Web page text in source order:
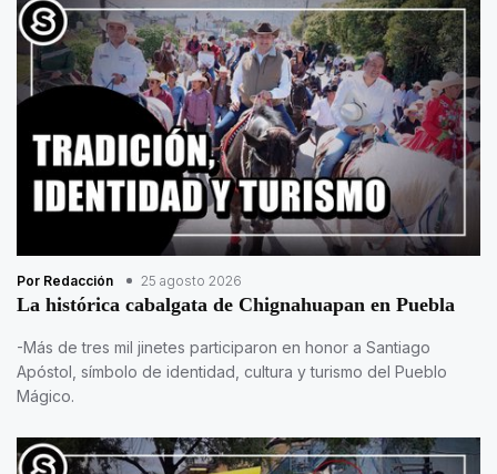
Por Redacción 25 agosto 2026
La histórica cabalgata de Chignahuapan en Puebla
-Más de tres mil jinetes participaron en honor a Santiago
Apóstol, símbolo de identidad, cultura y turismo del Pueblo
Mágico.